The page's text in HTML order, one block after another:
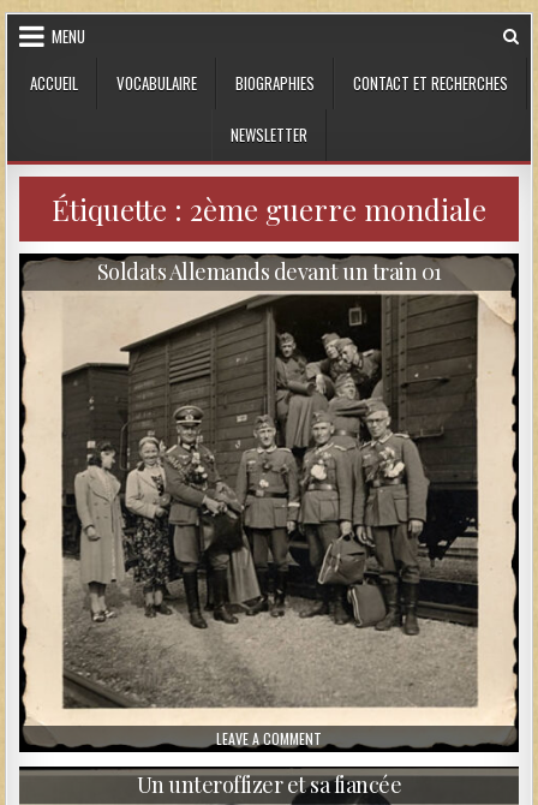
Skip to content
MENU
ACCUEIL
VOCABULAIRE BIOGRAPHIES CONTACT ET RECHERCHES
NEWSLETTER
Étiquette : 2ème guerre mondiale
LEAVE A COMMENT ON SOLDATS ALLEMANDS DEVANT
Soldats Allemands devant un train 01
Un unteroffizer et sa fiancée